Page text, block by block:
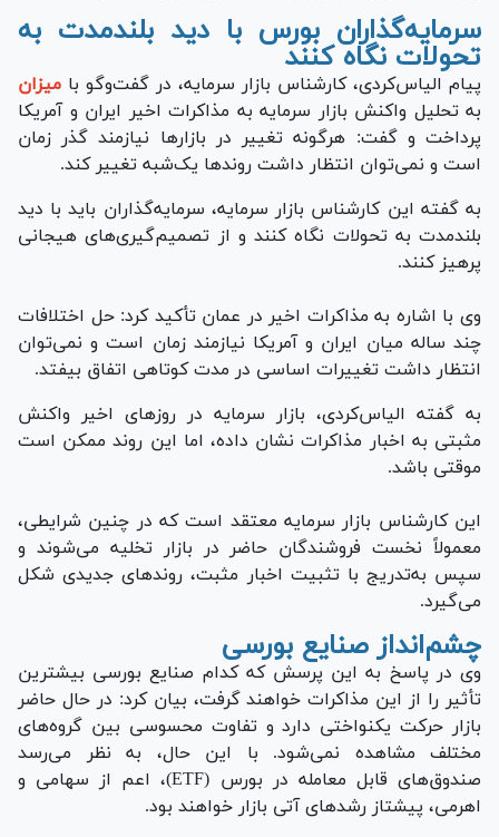
سرمایه‌گذاران بورس با دید بلندمدت به
تحولات نگاه کنند
پیام الیاس‌کردی، کارشناس بازار سرمایه، در گفت‌و‌گو با میزان
به تحلیل واکنش بازار سرمایه به مذاکرات اخیر ایران و آمریکا
پرداخت و گفت: هرگونه تغییر در بازار‌ها نیازمند گذر زمان
است و نمی‌توان انتظار داشت روند‌ها یک‌شبه تغییر کند.
به گفته این کارشناس بازار سرمایه، سرمایه‌گذاران باید با دید
بلندمدت به تحولات نگاه کنند و از تصمیم‌گیری‌های هیجانی
پرهیز کنند.
وی با اشاره به مذاکرات اخیر در عمان تأکید کرد: حل اختلافات
چند ساله میان ایران و آمریکا نیازمند زمان است و نمی‌توان
انتظار داشت تغییرات اساسی در مدت کوتاهی اتفاق بیفتد.
به گفته الیاس‌کردی، بازار سرمایه در روز‌های اخیر واکنش
مثبتی به اخبار مذاکرات نشان داده، اما این روند ممکن است
موقتی باشد.
این کارشناس بازار سرمایه معتقد است که در چنین شرایطی،
معمولاً نخست فروشندگان حاضر در بازار تخلیه می‌شوند و
سپس به‌تدریج با تثبیت اخبار مثبت، روند‌های جدیدی شکل
می‌گیرد.
چشم‌انداز صنایع بورسی
وی در پاسخ به این پرسش که کدام صنایع بورسی بیشترین
تأثیر را از این مذاکرات خواهند گرفت، بیان کرد: در حال حاضر
بازار حرکت یکنواختی دارد و تفاوت محسوسی بین گروه‌های
مختلف مشاهده نمی‌شود. با این حال، به نظر می‌رسد
صندوق‌های قابل معامله در بورس (ETF)، اعم از سهامی و
اهرمی، پیشتاز رشد‌های آتی بازار خواهند بود.